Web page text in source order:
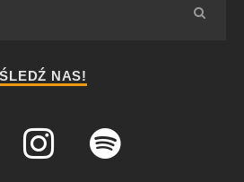
ŚLEDŹ NAS!